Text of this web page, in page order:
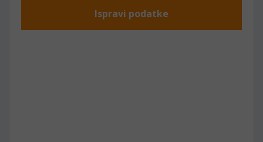
Ispravi podatke